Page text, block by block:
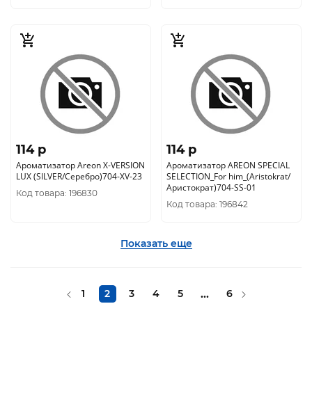
114 p
Ароматизатор Аreon X-VERSION
LUX (SILVER/Серебро)704-XV-23
Код товара: 196830
114 p
Ароматизатор AREON SPECIAL
SELECTION_For him_(Aristokrat/
Аристократ)704-SS-01
Код товара: 196842
Показать еще
1 2 3 4 5 ... 6